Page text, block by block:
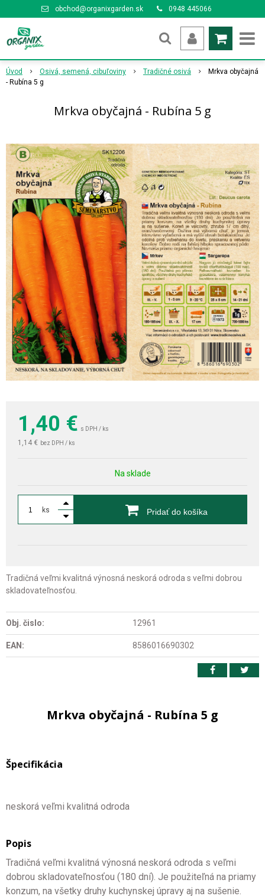
obchod@organixgarden.sk 0948 445066
Úvod Osivá, semená, cibuľoviny Tradičné osivá
Mrkva obyčajná
- Rubína 5 g
Mrkva obyčajná - Rubína 5 g
1,40 € s DPH / ks
1,14 € bez DPH / ks
Na sklade
ks Pridať do košíka
Tradičná veľmi kvalitná výnosná neskorá odroda s veľmi dobrou
skladovateľnosťou.
Obj. čislo: 12961
EAN: 8586016690302
Mrkva obyčajná - Rubína 5 g
Špecifikácia
neskorá veľmi kvalitná odroda
Popis
Tradičná veľmi kvalitná výnosná neskorá odroda s veľmi
dobrou skladovateľnosťou (180 dní). Je použiteľná na priamy
konzum, na všetky druhy kuchynskej úpravy aj na sušenie.